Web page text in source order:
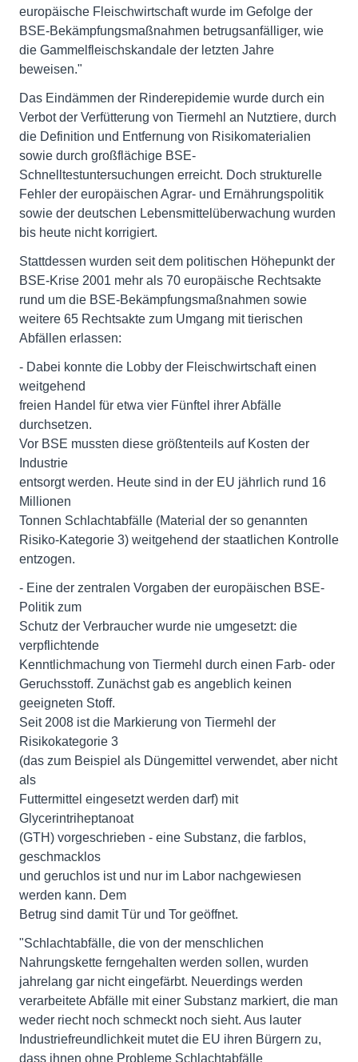
europäische Fleischwirtschaft wurde im Gefolge der
BSE-Bekämpfungsmaßnahmen betrugsanfälliger, wie
die Gammelfleischskandale der letzten Jahre
beweisen."
Das Eindämmen der Rinderepidemie wurde durch ein
Verbot der Verfütterung von Tiermehl an Nutztiere, durch
die Definition und Entfernung von Risikomaterialien
sowie durch großflächige BSE-
Schnelltestuntersuchungen erreicht. Doch strukturelle
Fehler der europäischen Agrar- und Ernährungspolitik
sowie der deutschen Lebensmittelüberwachung wurden
bis heute nicht korrigiert.
Stattdessen wurden seit dem politischen Höhepunkt der
BSE-Krise 2001 mehr als 70 europäische Rechtsakte
rund um die BSE-Bekämpfungsmaßnahmen sowie
weitere 65 Rechtsakte zum Umgang mit tierischen
Abfällen erlassen:
- Dabei konnte die Lobby der Fleischwirtschaft einen
weitgehend
freien Handel für etwa vier Fünftel ihrer Abfälle
durchsetzen.
Vor BSE mussten diese größtenteils auf Kosten der
Industrie
entsorgt werden. Heute sind in der EU jährlich rund 16
Millionen
Tonnen Schlachtabfälle (Material der so genannten
Risiko-Kategorie 3) weitgehend der staatlichen Kontrolle
entzogen.
- Eine der zentralen Vorgaben der europäischen BSE-
Politik zum
Schutz der Verbraucher wurde nie umgesetzt: die
verpflichtende
Kenntlichmachung von Tiermehl durch einen Farb- oder
Geruchsstoff. Zunächst gab es angeblich keinen
geeigneten Stoff.
Seit 2008 ist die Markierung von Tiermehl der
Risikokategorie 3
(das zum Beispiel als Düngemittel verwendet, aber nicht
als
Futtermittel eingesetzt werden darf) mit
Glycerintriheptanoat
(GTH) vorgeschrieben - eine Substanz, die farblos,
geschmacklos
und geruchlos ist und nur im Labor nachgewiesen
werden kann. Dem
Betrug sind damit Tür und Tor geöffnet.
"Schlachtabfälle, die von der menschlichen
Nahrungskette ferngehalten werden sollen, wurden
jahrelang gar nicht eingefärbt. Neuerdings werden
verarbeitete Abfälle mit einer Substanz markiert, die man
weder riecht noch schmeckt noch sieht. Aus lauter
Industriefreundlichkeit mutet die EU ihren Bürgern zu,
dass ihnen ohne Probleme Schlachtabfälle